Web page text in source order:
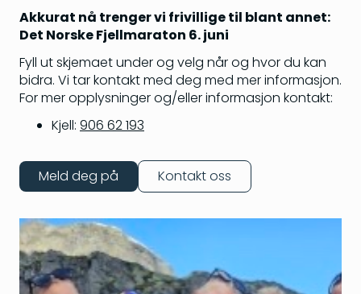
Akkurat nå trenger vi frivillige til blant annet:
Det Norske Fjellmaraton 6. juni
Fyll ut skjemaet under og velg når og hvor du kan
bidra. Vi tar kontakt med deg med mer informasjon.
For mer opplysninger og/eller informasjon kontakt:
Kjell: 906 62 193
Meld deg på Kontakt oss